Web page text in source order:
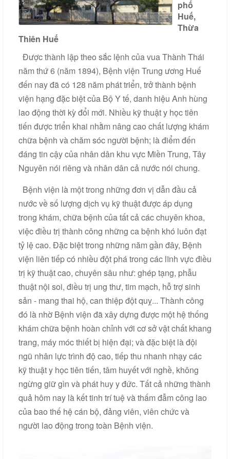
phố
Huế,
Thừa
Thiên Huế
Được thành lập theo sắc lệnh của vua Thành Thái
năm thứ 6 (năm 1894), Bệnh viện Trung ương Huế
đến nay đã có 128 năm phát triển, trở thành bệnh
viện hạng đặc biệt của Bộ Y tế, danh hiệu Anh hùng
lao động thời kỳ đổi mới. Nhiều kỹ thuật y học tiên
tiến được triển khai nhằm nâng cao chất lượng khám
chữa bệnh và chăm sóc người bệnh; là điểm đến
đáng tin cậy của nhân dân khu vực Miền Trung, Tây
Nguyên nói riêng và nhân dân cả nước nói chung.
Bệnh viện là một trong những đơn vị dẫn đầu cả
nước về số lượng dịch vụ kỹ thuật được áp dụng
trong khám, chữa bệnh của tất cả các chuyên khoa,
việc điều trị thành công những ca bệnh khó luôn đạt
tỷ lệ cao. Đặc biệt trong những năm gần đây, Bệnh
viện liên tiếp có nhiều đột phá trong các lĩnh vực điều
trị kỹ thuật cao, chuyên sâu như: ghép tạng, phẫu
thuật nội soi, điều trị ung thư, tim mạch, hỗ trợ sinh
sản - mang thai hộ, can thiệp đột quỵ... Thành công
đó là nhờ Bệnh viện đã xây dựng được một hệ thống
khám chữa bệnh hoàn chỉnh với cơ sở vật chất khang
trang, máy móc thiết bị hiện đại; và đặc biệt là đội
ngũ nhân lực trình độ cao, tiếp thu nhanh nhạy các
kỹ thuật y học tiên tiến, tâm huyết với nghề, không
ngừng giữ gìn và phát huy y đức. Tất cả những thành
quả hôm nay là kết tinh trí tuệ và thấm đẫm công lao
của bao thế hệ cán bộ, đảng viên, viên chức và
người lao động trong toàn Bệnh viện.